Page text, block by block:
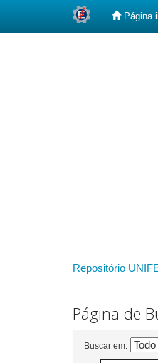
Página
Repositório
Página de
Buscar em: